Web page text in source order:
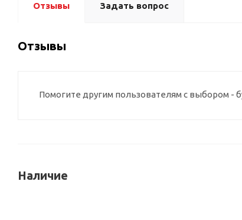
Отзывы Задать вопрос
Отзывы
Помогите другим пользователям с выбором -
Наличие